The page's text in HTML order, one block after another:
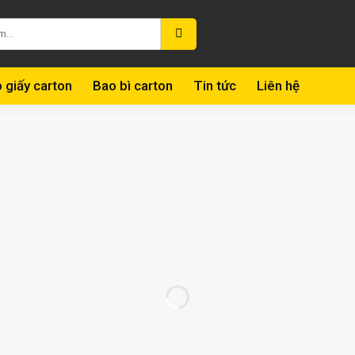
giấy carton Bao bì carton Tin tức Liên hệ